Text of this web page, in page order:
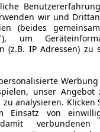
wir und
(beides
um
(z.B. IP Adressen) zu
unser Angebot
analysieren. Klicken
von
verbundenen